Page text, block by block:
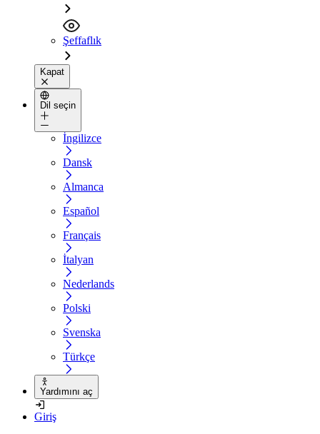
Şeffaflık
Kapat
Dil seçin
İngilizce
Dansk
Almanca
Español
Français
İtalyan
Nederlands
Polski
Svenska
Türkçe
Yardımını aç
Giriş